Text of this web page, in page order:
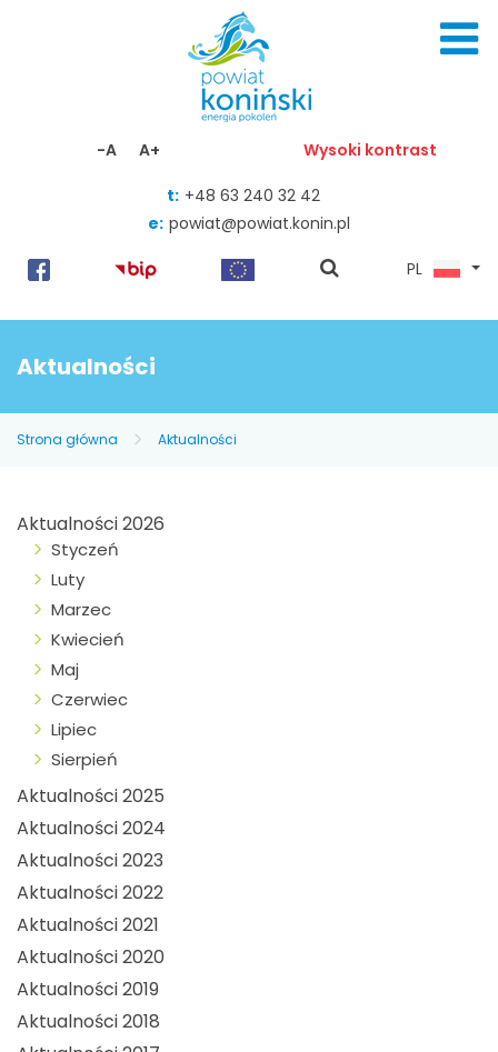
-A A+ Wysoki kontrast
t: +48 63 240 32 42
e: powiat@powiat.konin.pl
pokaż
PL
Aktualności
Strona główna Aktualności
Aktualności 2026
Styczeń
Luty
Marzec
Kwiecień
Maj
Czerwiec
Lipiec
Sierpień
Aktualności 2025
Aktualności 2024
Aktualności 2023
Aktualności 2022
Aktualności 2021
Aktualności 2020
Aktualności 2019
Aktualności 2018